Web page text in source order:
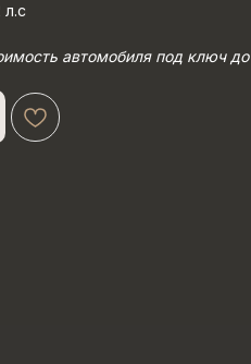
автомобиля под ключ